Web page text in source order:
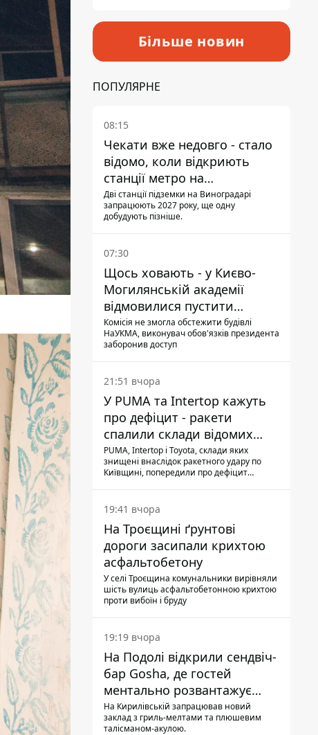
Більше новин
ПОПУЛЯРНЕ
08:15
Чекати вже недовго - стало
відомо, коли відкриють
станції метро на
Виноградарі
Дві станції підземки на Виноградарі
запрацюють 2027 року, ще одну
добудують пізніше.
07:30
Щось ховають - у Києво-
Могилянській академії
відмовилися пустити
комісію з охорони пам'яток
на територію
Комісія не змогла обстежити будівлі
НаУКМА, виконувач обов'язків президента
заборонив доступ
21:51 вчора
У PUMA та Intertop кажуть
про дефіцит - ракети
спалили склади відомих
брендів
PUMA, Intertop і Toyota, склади яких
знищені внаслідок ракетного удару по
Київщині, попередили про дефіцит
19:41 вчора
На Троєщині ґрунтові
дороги засипали крихтою
асфальтобетону
У селі Троєщина комунальники вирівняли
шість вулиць асфальтобетонною крихтою
проти вибоїн і бруду
19:19 вчора
На Подолі відкрили сендвіч-
бар Gosha, де гостей
ментально розвантажує
акула
На Кирилівській запрацював новий
заклад з гриль-мелтами та плюшевим
талісманом-акулою.